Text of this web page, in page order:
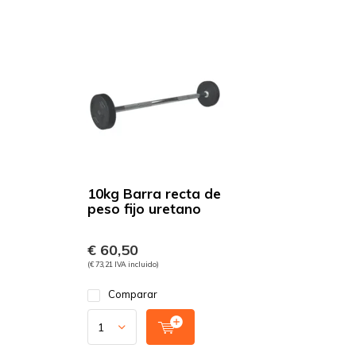
10kg Barra recta de
peso fijo uretano
€ 60,50
(€ 73,21 IVA incluido)
Comparar